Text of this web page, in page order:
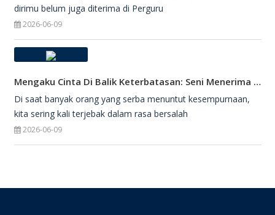
dirimu belum juga diterima di Perguru
2026-06-09
Mengaku Cinta Di Balik Keterbatasan: Seni Menerima Diri Di Hadapan Ilahi
Di saat banyak orang yang serba menuntut kesempurnaan,
kita sering kali terjebak dalam rasa bersalah
2026-06-09